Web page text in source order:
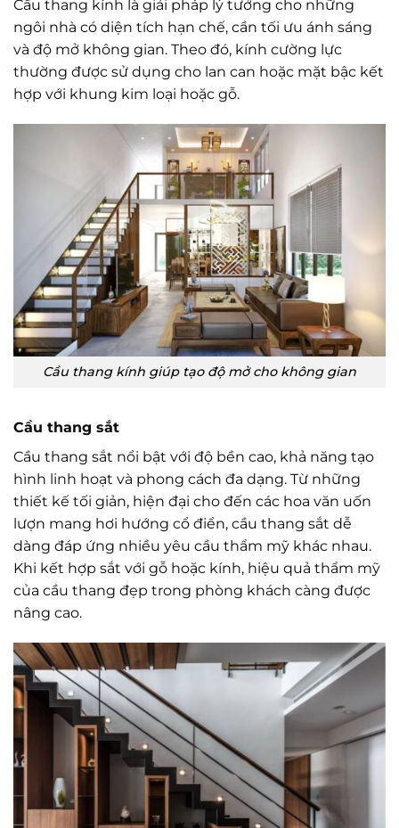
Cầu thang kính là giải pháp lý tưởng cho những
ngôi nhà có diện tích hạn chế, cần tối ưu ánh sáng
và độ mở không gian. Theo đó, kính cường lực
thường được sử dụng cho lan can hoặc mặt bậc kết
hợp với khung kim loại hoặc gỗ.
Cầu thang kính giúp tạo độ mở cho không gian
Cầu thang sắt
Cầu thang sắt nổi bật với độ bền cao, khả năng tạo
hình linh hoạt và phong cách đa dạng. Từ những
thiết kế tối giản, hiện đại cho đến các hoa văn uốn
lượn mang hơi hướng cổ điển, cầu thang sắt dễ
dàng đáp ứng nhiều yêu cầu thẩm mỹ khác nhau.
Khi kết hợp sắt với gỗ hoặc kính, hiệu quả thẩm mỹ
của cầu thang đẹp trong phòng khách càng được
nâng cao.